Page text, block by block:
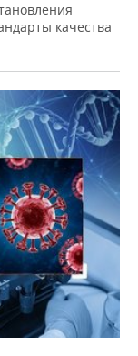
качества